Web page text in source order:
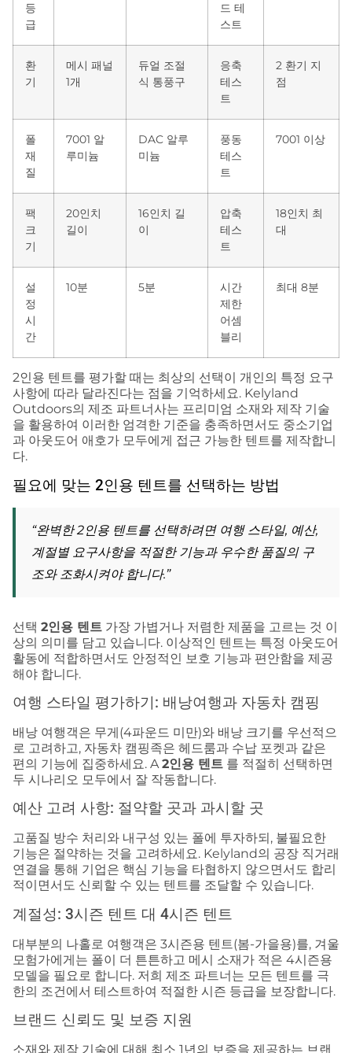
등
급
드 테
스트
환
기
메시 패널
1개
듀얼 조절
식 통풍구
응축
테스
트
2 환기 지
점
폴
재
질
7001 알
루미늄
DAC 알루
미늄
풍동
테스
트
7001 이상
팩
크
기
20인치
길이
16인치 길
이
압축
테스
트
18인치 최
대
설
정
시
간
10분 5분
시간
제한
어셈
블리
최대 8분
2인용 텐트를 평가할 때는 최상의 선택이 개인의 특정 요구
사항에 따라 달라진다는 점을 기억하세요. Kelyland
Outdoors의 제조 파트너사는 프리미엄 소재와 제작 기술
을 활용하여 이러한 엄격한 기준을 충족하면서도 중소기업
과 아웃도어 애호가 모두에게 접근 가능한 텐트를 제작합니
다.
필요에 맞는 2인용 텐트를 선택하는 방법
“완벽한 2인용 텐트를 선택하려면 여행 스타일, 예산,
계절별 요구사항을 적절한 기능과 우수한 품질의 구
조와 조화시켜야 합니다.”
선택 2인용 텐트 가장 가볍거나 저렴한 제품을 고르는 것 이
상의 의미를 담고 있습니다. 이상적인 텐트는 특정 아웃도어
활동에 적합하면서도 안정적인 보호 기능과 편안함을 제공
해야 합니다.
여행 스타일 평가하기: 배낭여행과 자동차 캠핑
배낭 여행객은 무게(4파운드 미만)와 배낭 크기를 우선적으
로 고려하고, 자동차 캠핑족은 헤드룸과 수납 포켓과 같은
편의 기능에 집중하세요. A2인용 텐트 를 적절히 선택하면
두 시나리오 모두에서 잘 작동합니다.
예산 고려 사항: 절약할 곳과 과시할 곳
고품질 방수 처리와 내구성 있는 폴에 투자하되, 불필요한
기능은 절약하는 것을 고려하세요. Kelyland의 공장 직거래
연결을 통해 기업은 핵심 기능을 타협하지 않으면서도 합리
적이면서도 신뢰할 수 있는 텐트를 조달할 수 있습니다.
계절성: 3시즌 텐트 대 4시즌 텐트
대부분의 나홀로 여행객은 3시즌용 텐트(봄-가을용)를, 겨울
모험가에게는 폴이 더 튼튼하고 메시 소재가 적은 4시즌용
모델을 필요로 합니다. 저희 제조 파트너는 모든 텐트를 극
한의 조건에서 테스트하여 적절한 시즌 등급을 보장합니다.
브랜드 신뢰도 및 보증 지원
소재와 제작 기술에 대해 최소 1년의 보증을 제공하는 브랜